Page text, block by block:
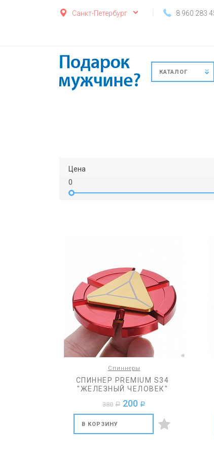
Санкт-Петербург 8 960 283
КАТАЛОГ
Цена
0
Спиннеры
СПИННЕР PREMIUM S34
"ЖЕЛЕЗНЫЙ ЧЕЛОВЕК"
380 a 200 a
В КОРЗИНУ